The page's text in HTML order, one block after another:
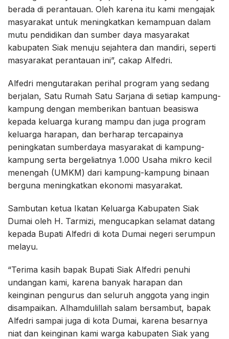
berada di perantauan. Oleh karena itu kami mengajak
masyarakat untuk meningkatkan kemampuan dalam
mutu pendidikan dan sumber daya masyarakat
kabupaten Siak menuju sejahtera dan mandiri, seperti
masyarakat perantauan ini”, cakap Alfedri.
Alfedri mengutarakan perihal program yang sedang
berjalan, Satu Rumah Satu Sarjana di setiap kampung-
kampung dengan memberikan bantuan beasiswa
kepada keluarga kurang mampu dan juga program
keluarga harapan, dan berharap tercapainya
peningkatan sumberdaya masyarakat di kampung-
kampung serta bergeliatnya 1.000 Usaha mikro kecil
menengah (UMKM) dari kampung-kampung binaan
berguna meningkatkan ekonomi masyarakat.
Sambutan ketua Ikatan Keluarga Kabupaten Siak
Dumai oleh H. Tarmizi, mengucapkan selamat datang
kepada Bupati Alfedri di kota Dumai negeri serumpun
melayu.
“Terima kasih bapak Bupati Siak Alfedri penuhi
undangan kami, karena banyak harapan dan
keinginan pengurus dan seluruh anggota yang ingin
disampaikan. Alhamdulillah salam bersambut, bapak
Alfedri sampai juga di kota Dumai, karena besarnya
niat dan keinginan kami warga kabupaten Siak yang